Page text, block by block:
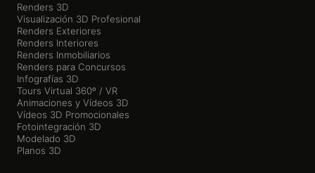
Renders 3D
Visualización 3D Profesional
Renders Exteriores
Renders Interiores
Renders Inmobiliarios
Renders para Concursos
Infografías 3D
Tours Virtual 360º / VR
Animaciones y Vídeos 3D
Vídeos 3D Promocionales
Fotointegración 3D
Modelado 3D
Planos 3D